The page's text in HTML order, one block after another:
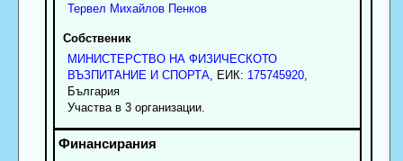
Тервел Михайлов Пенков
Собственик
МИНИСТЕРСТВО НА ФИЗИЧЕСКОТО
ВЪЗПИТАНИЕ И СПОРТА, ЕИК: 175745920,
България
Участва в 3 организации.